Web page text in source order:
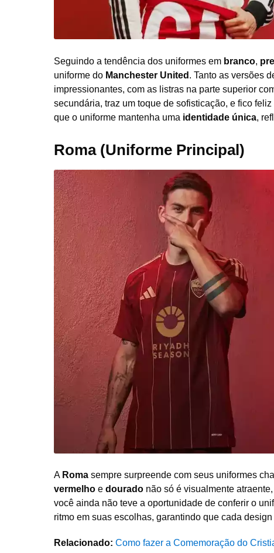
Seguindo a tendência dos uniformes em branco,
uniforme do Manchester United . Tanto as versões
impressionantes, com as listras na parte superior
secundária, traz um toque de sofisticação, e fico
que o uniforme mantenha uma identidade única,
Roma (Uniforme Principal)
A Roma sempre surpreende com seus uniformes
vermelho e dourado não só é visualmente
você ainda não teve a oportunidade de conferir o
ritmo em suas escolhas, garantindo que cada
Relacionado: Como fazer a Comemoração do